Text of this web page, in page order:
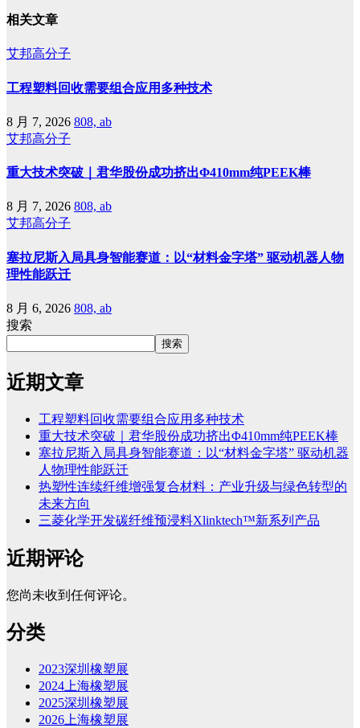
相关文章
艾邦高分子
工程塑料回收需要组合应用多种技术
8 月 7, 2026 808, ab
艾邦高分子
重大技术突破｜君华股份成功挤出Φ410mm纯PEEK棒
8 月 7, 2026 808, ab
艾邦高分子
塞拉尼斯入局具身智能赛道：以“材料金字塔” 驱动机器人物
理性能跃迁
8 月 6, 2026 808, ab
搜索
搜索
近期文章
工程塑料回收需要组合应用多种技术
重大技术突破｜君华股份成功挤出Φ410mm纯PEEK棒
塞拉尼斯入局具身智能赛道：以“材料金字塔” 驱动机器
人物理性能跃迁
热塑性连续纤维增强复合材料：产业升级与绿色转型的
未来方向
三菱化学开发碳纤维预浸料Xlinktech™新系列产品
近期评论
您尚未收到任何评论。
分类
2023深圳橡塑展
2024上海橡塑展
2025深圳橡塑展
2026上海橡塑展